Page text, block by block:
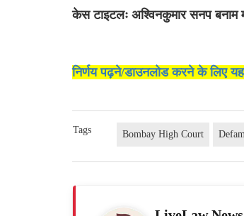
केस टाइटलः अश्विनकुमार सनप बनाम
निर्णय पढ़ने/डाउनलोड करने के लिए
Tags Bombay High Court